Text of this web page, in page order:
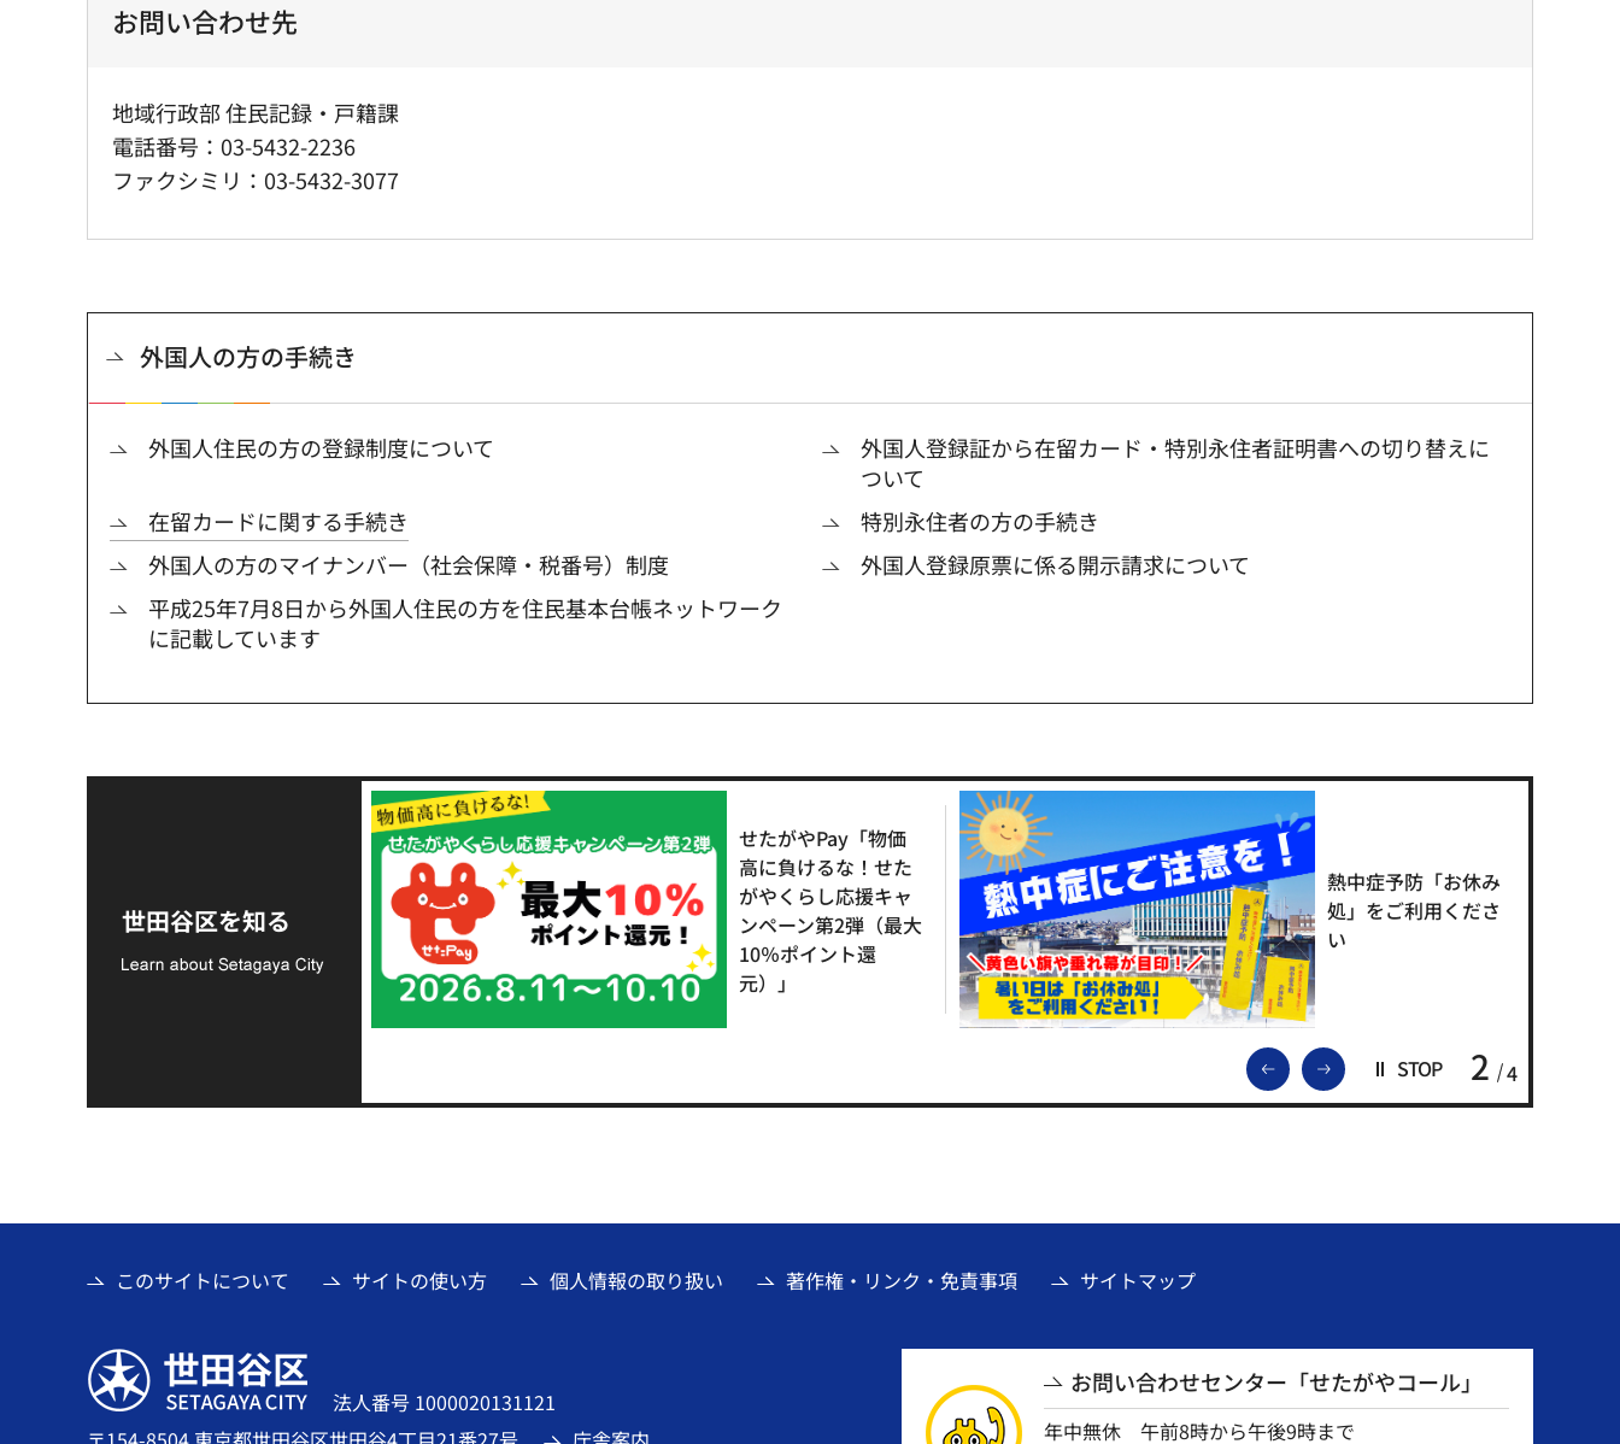
お問い合わせ先
地域行政部 住民記録・戸籍課
電話番号：03-5432-2236
ファクシミリ：03-5432-3077
外国人の方の手続き
外国人住民の方の登録制度について
外国人登録証から在留カード・特別永住者証明書への切り替えに
ついて
在留カードに関する手続き
特別永住者の方の手続き
外国人の方のマイナンバー（社会保障・税番号）制度
外国人登録原票に係る開示請求について
平成25年7月8日から外国人住民の方を住民基本台帳ネットワーク
に記載しています
世田谷区を知る
前のスライドを表示
次のスライドを表示
STOP 2 4
支援金の募集につい
て
せたがやPay「物価
高に負けるな！せた
がやくらし応援キャ
ンペーン第2弾（最大
10％ポイント還
元）」
熱中症予防「お休み
処」をご利用くださ
い
このサイトについて サイトの使い方 個人情報の取り扱い 著作権・リンク・免責事項 サイトマップ
世田谷区
法人番号 1000020131121
お問い合わせセンター「せたがやコール」
年中無休 午前8時から午後9時まで